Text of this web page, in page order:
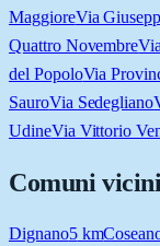
MaggioreVia
Quattro Novembre
del PopoloVia
SauroVia Sedegliano
UdineVia Vittorio
Comuni
Dignano5km